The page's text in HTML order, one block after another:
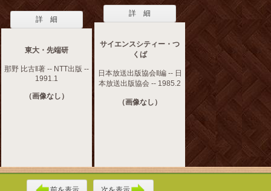
詳 細
東大・先端研
那野 比古‖著 -- NTT出版 --
1991.1
（画像なし）
詳 細
サイエンスシティー・つ
くば
日本放送出版協会‖編 -- 日
本放送出版協会 -- 1985.2
（画像なし）